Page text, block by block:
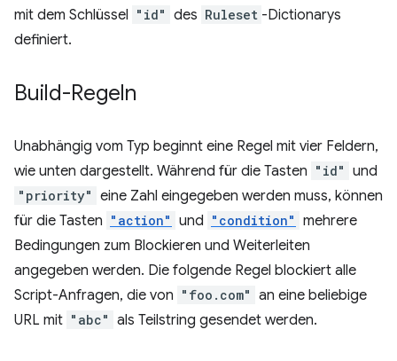
mit dem Schlüssel "id" des Ruleset -Dictionarys
definiert.
Build-Regeln
Unabhängig vom Typ beginnt eine Regel mit vier Feldern,
wie unten dargestellt. Während für die Tasten "id" und
"priority" eine Zahl eingegeben werden muss, können
für die Tasten "action" und "condition" mehrere
Bedingungen zum Blockieren und Weiterleiten
angegeben werden. Die folgende Regel blockiert alle
Script-Anfragen, die von "foo.com" an eine beliebige
URL mit "abc" als Teilstring gesendet werden.